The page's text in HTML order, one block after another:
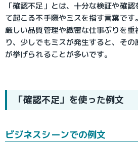
「確認不足」とは、十分な検証や確
て起こる不手際やミスを指す言葉で
厳しい品質管理や緻密な仕事ぶりを
り、少しでもミスが発生すると、その
が挙げられることが多いです。
「確認不足」を使った例文
ビジネスシーンでの例文